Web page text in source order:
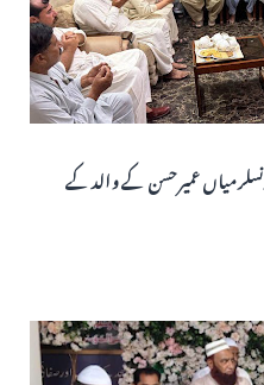
میاں عمیر حسن کے والد کے